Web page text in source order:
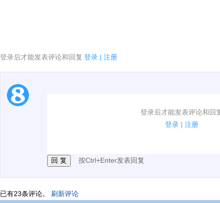
登录后才能发表评论和回复 登录 | 注册
登录后才能发表评论和回
登录 | 注册
1.电脑端新用户可以发表评论了！
按Ctrl+Enter发表回复
已有23条评论。 刷新评论